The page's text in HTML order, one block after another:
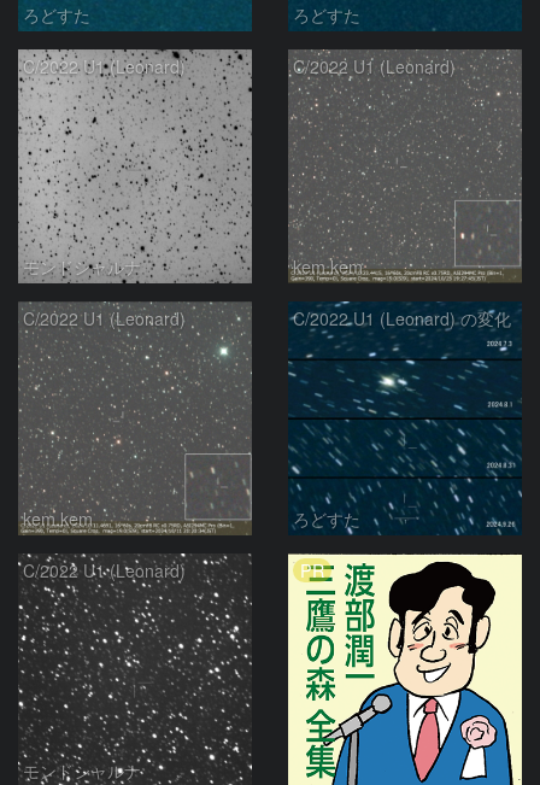
ろどすた ろどすた
C/2022 U1 (Leonard)
モンドシャルナ
C/2022 U1 (Leonard)
kem.kem
C/2022 U1 (Leonard)
kem.kem
C/2022 U1 (Leonard) の変化
ろどすた
C/2022 U1 (Leonard)
モンドシャルナ
PR